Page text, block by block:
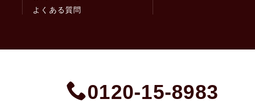
よくある質問
0120-15-8983